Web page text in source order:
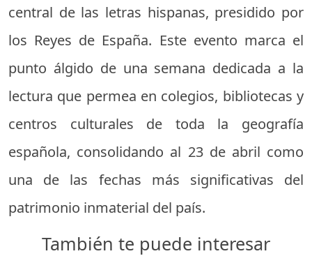
central de las letras hispanas, presidido por
los Reyes de España. Este evento marca el
punto álgido de una semana dedicada a la
lectura que permea en colegios, bibliotecas y
centros culturales de toda la geografía
española, consolidando al 23 de abril como
una de las fechas más significativas del
patrimonio inmaterial del país.
También te puede interesar